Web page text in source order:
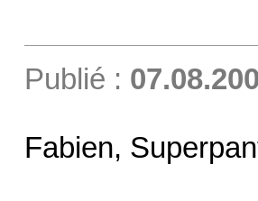
Publié :
Fabien,